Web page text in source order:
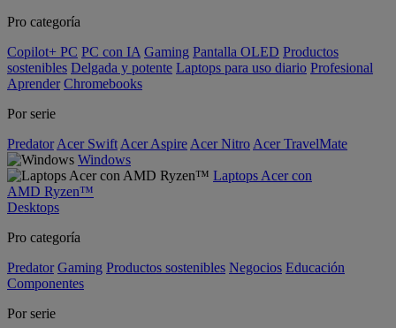
Pro categoría
Copilot+ PC PC con IA Gaming Pantalla OLED Productos
sostenibles Delgada y potente Laptops para uso diario Profesional
Aprender Chromebooks
Por serie
Predator Acer Swift Acer Aspire Acer Nitro Acer TravelMate
Windows
Laptops Acer con
AMD Ryzen™
Desktops
Pro categoría
Predator Gaming Productos sostenibles Negocios Educación
Componentes
Por serie